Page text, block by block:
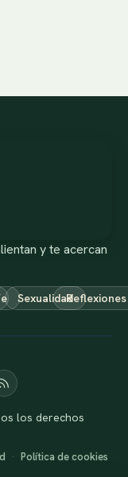
y te acercan
SexualidadReflexiones
los derechos
· Política de cookies